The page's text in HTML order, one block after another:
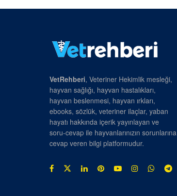
VetRehberi, Veteriner Hekimlik mesleği,
hayvan sağlığı, hayvan hastalıkları,
hayvan beslenmesi, hayvan ırkları,
ebooks, sözlük, veteriner ilaçlar, yaban
hayatı hakkında içerik yayınlayan ve
soru-cevap ile hayvanlarınızın sorunlarına
cevap veren bilgi platformudur.